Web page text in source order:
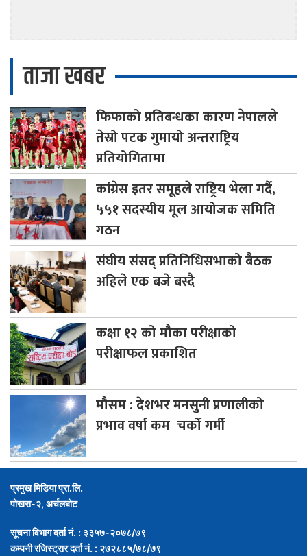
ताजा खबर
फिफाकोप्रतिबन्धका कारण नेपालले
तेस्रो पटक गुमायो अन्तराष्ट्रिय
प्रतियोगितामा
कांग्रेसइतर समूहले राष्ट्रिय भेला गर्दै,
५५१ सदस्यीय मूल आयोजक समिति
गठन
संघीयसंसद् प्रतिनिधिसभाको बैठक
अहिले एक बजे बस्दै
कक्षा१२ को मौका परीक्षाको
परीक्षाफल प्रकाशित
मौसम: देशभर मनसुनी प्रणालीको
प्रभाव वर्षा कम चर्को गर्मी
प्रमुख मिडिया प्रा.लि.
पोखरा-२, अर्चलबोट
सूचना विभाग दर्ता नं. : ३३५७-२०७८/७९
कम्पनी रजिस्ट्रार दर्ता नं. : २७२८८५/७८/७९